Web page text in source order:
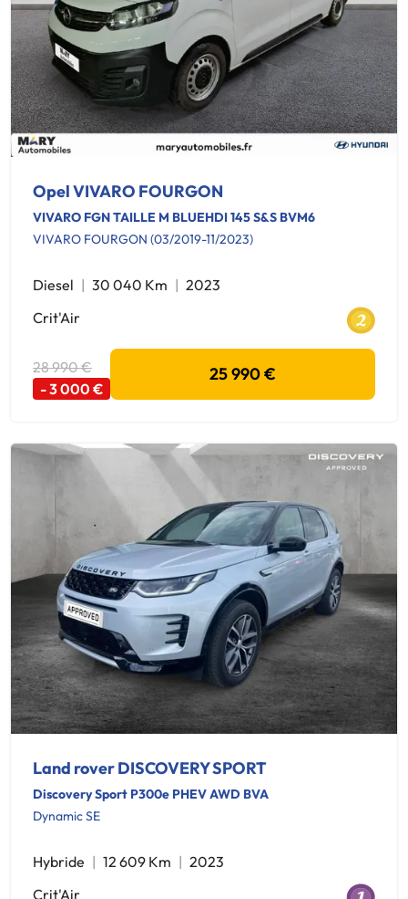
Opel VIVARO FOURGON
VIVARO FGN TAILLE M BLUEHDI 145 S&S BVM6
VIVARO FOURGON (03/2019-11/2023)
Diesel 30 040 Km
2023
Crit'Air
28 990 €
- 3 000 €
25 990 €
Land rover DISCOVERY SPORT
Discovery Sport P300e PHEV AWD BVA
Dynamic SE
Hybride 12 609 Km
2023
Crit'Air